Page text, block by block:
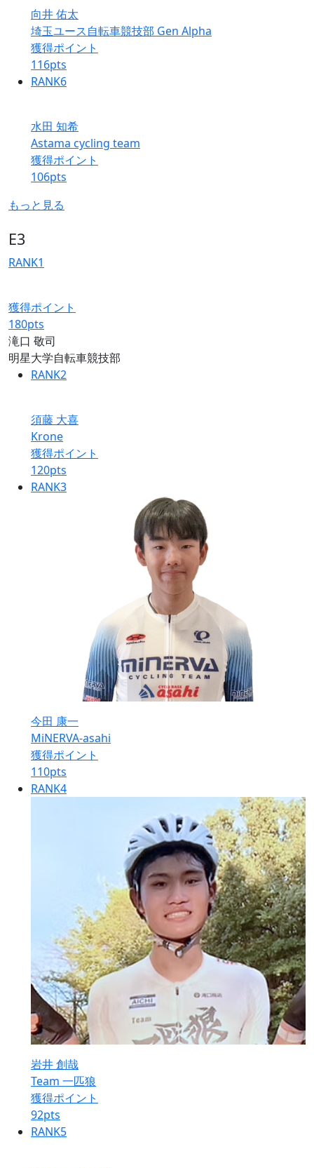
向井 佑太
埼玉ユース自転車競技部 Gen Alpha
獲得ポイント
116pts
RANK6
水田 知希
Astama cycling team
獲得ポイント
106pts
もっと見る
E3
RANK1
獲得ポイント
180pts
滝口 敬司
明星大学自転車競技部
RANK2
須藤 大喜
Krone
獲得ポイント
120pts
RANK3
今田 康一
MiNERVA-asahi
獲得ポイント
110pts
RANK4
岩井 創哉
Team 一匹狼
獲得ポイント
92pts
RANK5